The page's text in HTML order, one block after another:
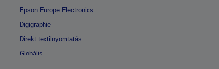
Epson Europe Electronics
Digigraphie
Direkt textilnyomtatás
Globális